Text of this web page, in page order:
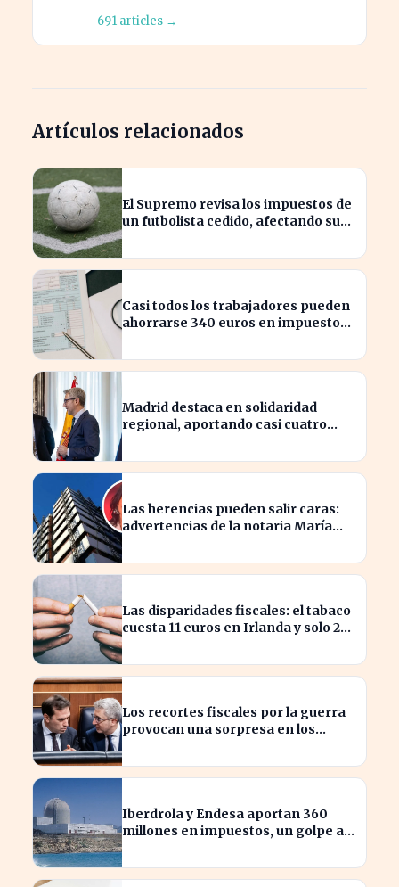
691 articles →
Artículos relacionados
El Supremo revisa los impuestos de
un futbolista cedido, afectando su
Casi todos los trabajadores pueden
ahorrarse 340 euros en impuestos,
Madrid destaca en solidaridad
regional, aportando casi cuatro
Las herencias pueden salir caras:
advertencias de la notaria María
Las disparidades fiscales: el tabaco
cuesta 11 euros en Irlanda y solo 2
Los recortes fiscales por la guerra
provocan una sorpresa en los
Iberdrola y Endesa aportan 360
millones en impuestos, un golpe al